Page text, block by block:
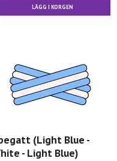
(Light Blue -
- Light Blue)